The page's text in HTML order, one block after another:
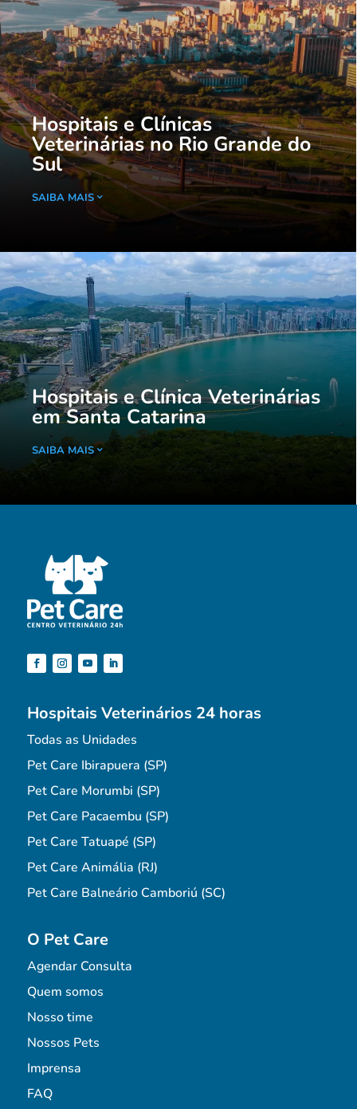
Hospitais e Clínicas
Veterinárias no Rio Grande do
Sul
SAIBA MAIS
Hospitais e Clínica Veterinárias
em Santa Catarina
SAIBA MAIS
Hospitais Veterinários 24 horas
Todas as Unidades
Pet Care Ibirapuera (SP)
Pet Care Morumbi (SP)
Pet Care Pacaembu (SP)
Pet Care Tatuapé (SP)
Pet Care Animália (RJ)
Pet Care Balneário Camboriú (SC)
O Pet Care
Agendar Consulta
Quem somos
Nosso time
Nossos Pets
Imprensa
FAQ